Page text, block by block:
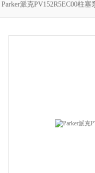
Parker派克PV152R5EC00柱塞